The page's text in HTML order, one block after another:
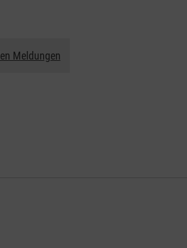
Meldungen